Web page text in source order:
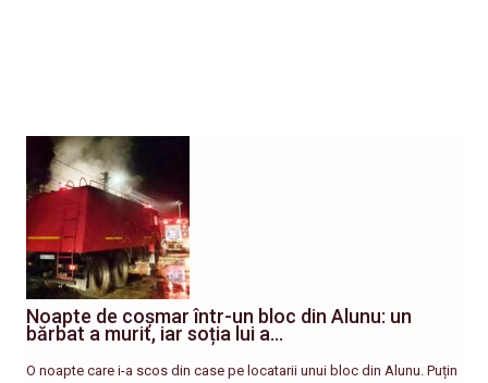
Noapte de coșmar într-un bloc din Alunu: un
bărbat a murit, iar soția lui a…
O noapte care i-a scos din case pe locatarii unui bloc din Alunu. Puțin